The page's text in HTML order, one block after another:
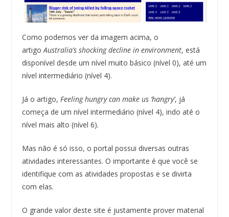
Como podemos ver da imagem acima, o
artigo Australia’s shocking decline in environment, está
disponível desde um nível muito básico (nível 0), até um
nível intermediário (nível 4).
Já o artigo, Feeling hungry can make us ‘hangry’, já
começa de um nível intermediário (nível 4), indo até o
nível mais alto (nível 6).
Mas não é só isso, o portal possui diversas outras
atividades interessantes. O importante é que você se
identifique com as atividades propostas e se divirta
com elas.
O grande valor deste site é justamente prover material